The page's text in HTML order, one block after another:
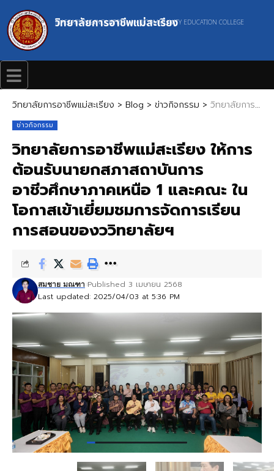
วิทยาลัยการอาชีพแม่สะเรียง
MAESARIANG INDUSTRIAL AND COMMUNITY EDUCATION COLLEGE
วิทยาลัยการอาชีพแม่สะเรียง > Blog > ข่าวกิจกรรม > วิทยาลัยการอาชีพแม่สะเรียง ให้การต้อนรับนายกสภาสถาบันการอาชีวศึกษาภาคเหนือ 1 และคณะ ในโอกาสเข้าเยี่ยมชมการจัดการเรียนการสอนของววิทยาลัยฯ
ข่าวกิจกรรม
วิทยาลัยการอาชีพแม่สะเรียง ให้การ
ต้อนรับนายกสภาสถาบันการ
อาชีวศึกษาภาคเหนือ 1 และคณะ ใน
โอกาสเข้าเยี่ยมชมการจัดการเรียน
การสอนของววิทยาลัยฯ
Last updated: 2025/04/03 at 5:36 PM
สมชาย มณฑา Published 3 เมษายน 2568